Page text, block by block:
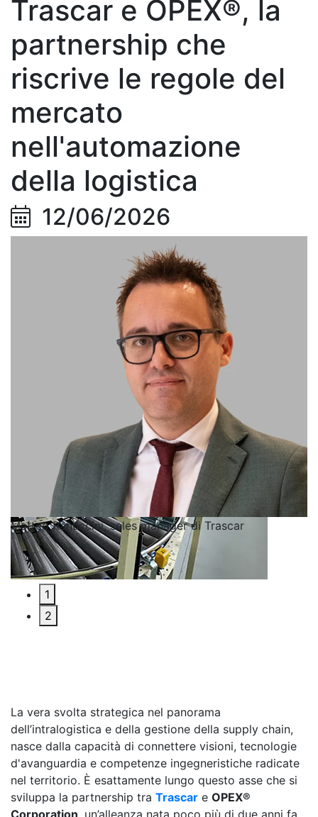
Trascar e OPEX®, la
partnership che
riscrive le regole del
mercato
nell'automazione
della logistica
12/06/2026
Matteo Ranuccini, sales manager di Trascar
1
2
La vera svolta strategica nel panorama
dell’intralogistica e della gestione della supply chain,
nasce dalla capacità di connettere visioni, tecnologie
d'avanguardia e competenze ingegneristiche radicate
nel territorio. È esattamente lungo questo asse che si
sviluppa la partnership tra Trascar e OPEX®